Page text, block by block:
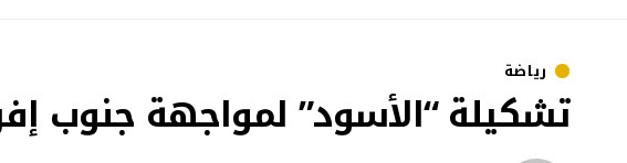
رياضة
تشكيلة “الأسود” لمواجهة جنوب